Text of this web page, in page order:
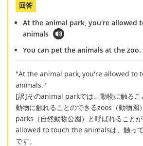
回答
At the animal park, you're allowed
animals
You can pet the animals at the zoo.
"At the animal park, you're allowed to
animals."
[訳]そのanimal parkでは、動物に触るこ
動物に触れることのできるzoos（動物園
parks（自然動物公園）と呼ばれること
allowed to touch the animalsは、触っ
です。